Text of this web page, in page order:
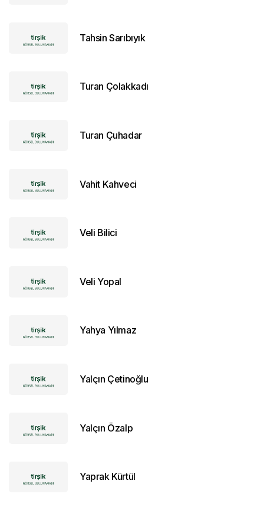
Tahsin Sarıbıyık
Turan Çolakkadı
Turan Çuhadar
Vahit Kahveci
Veli Bilici
Veli Yopal
Yahya Yılmaz
Yalçın Çetinoğlu
Yalçın Özalp
Yaprak Kürtül